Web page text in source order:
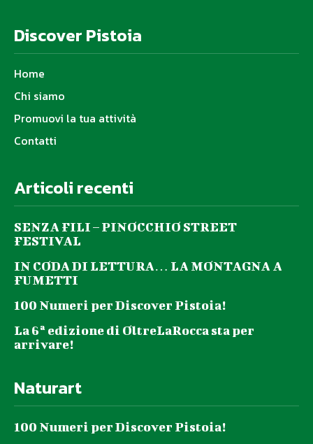
Discover Pistoia
Home
Chi siamo
Promuovi la tua attività
Contatti
Articoli recenti
SENZA FILI – PINOCCHIO STREET
FESTIVAL
IN CODA DI LETTURA… LA MONTAGNA A
FUMETTI
100 Numeri per Discover Pistoia!
La 6ª edizione di OltreLaRocca sta per
arrivare!
Naturart
100 Numeri per Discover Pistoia!